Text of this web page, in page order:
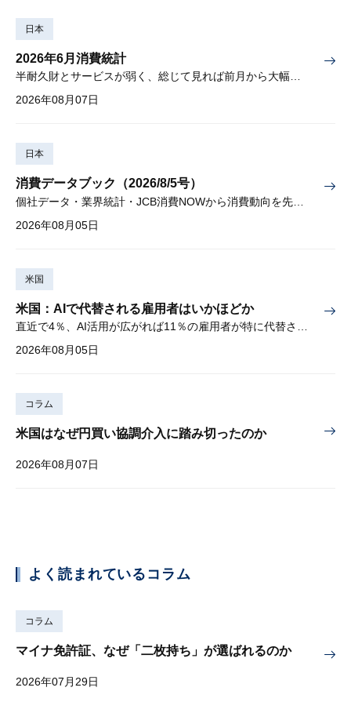
日本
2026年6月消費統計
半耐久財とサービスが弱く、総じて見れば前月から大幅に減少
2026年08月07日
日本
消費データブック（2026/8/5号）
2026年08月05日
米国
米国：AIで代替される雇用者はいかほどか
直近で4％、AI活用が広がれば11％の雇用者が特に代替されやすい
2026年08月05日
コラム
米国はなぜ円買い協調介入に踏み切ったのか
2026年08月07日
よく読まれているコラム
コラム
マイナ免許証、なぜ「二枚持ち」が選ばれるのか
2026年07月29日